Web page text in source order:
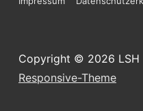
Footer-
Copyright © 2026 LSH
Responsive-Theme